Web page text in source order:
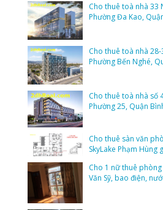
Cho thuê toà nhà 33
Phường Đa Kao,
Cho thuê toà nhà
Phường Bến Nghé,
Cho thuê toà nhà số
Phường 25, Quận
Cho thuê sàn văn
SkyLake Phạm
Cho 1 nữ thuê
Văn Sỹ, bao điện,